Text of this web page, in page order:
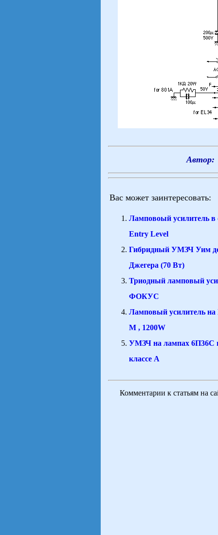
Автор:
Вас может заинтересовать:
Ламповоый усилитель в
Entry Level
Гибридный УМЗЧ Уим
Джегера (70 Вт)
Триодный ламповый
ФОКУС
Ламповый усилитель на
М , 1200W
УМЗЧ на лампах 6П36С
классе А
Комментарии к статьям на